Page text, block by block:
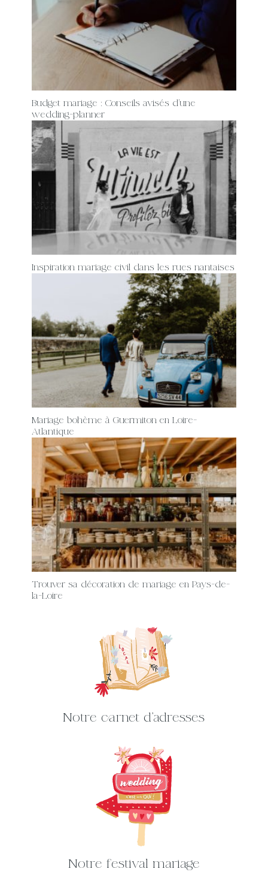
Budget mariage : Conseils avisés d’une
wedding-planner
Inspiration mariage civil dans les rues nantaises
Mariage bohème à Guermiton en Loire-
Atlantique
Trouver sa décoration de mariage en Pays-de-
la-Loire
Notre carnet d'adresses
Notre festival mariage